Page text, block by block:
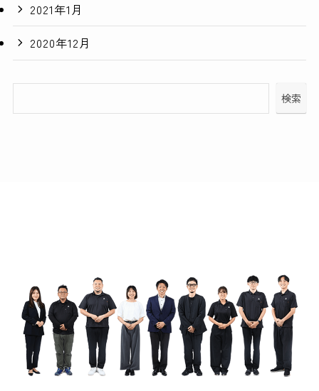
2021年1月
2020年12月
検索